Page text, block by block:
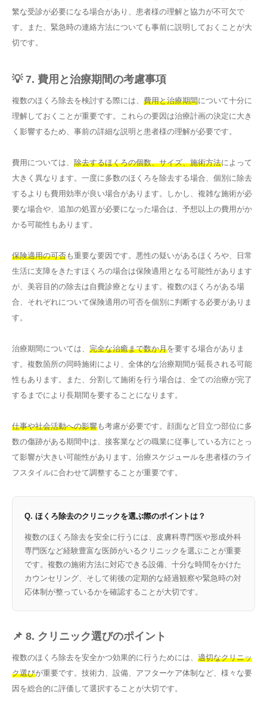
繁な受診が必要になる場合があり、患者様の理解と協力が不可欠で
す。また、緊急時の連絡方法についても事前に説明しておくことが大
切です。
💡 7. 費用と治療期間の考慮事項
複数のほくろ除去を検討する際には、 費用と治療期間について十分に
理解しておくことが重要です。これらの要因は治療計画の決定に大き
く影響するため、事前の詳細な説明と患者様の理解が必要です。
費用については、 除去するほくろの個数、サイズ、施術方法によって
大きく異なります。一度に多数のほくろを除去する場合、個別に除去
するよりも費用効率が良い場合があります。しかし、複雑な施術が必
要な場合や、追加の処置が必要になった場合は、予想以上の費用がか
かる可能性もあります。
保険適用の可否も重要な要因です。悪性の疑いがあるほくろや、日常
生活に支障をきたすほくろの場合は保険適用となる可能性があります
が、美容目的の除去は自費診療となります。複数のほくろがある場
合、それぞれについて保険適用の可否を個別に判断する必要がありま
す。
治療期間については、 完全な治癒まで数か月を要する場合がありま
す。複数箇所の同時施術により、全体的な治療期間が延長される可能
性もあります。また、分割して施術を行う場合は、全ての治療が完了
するまでにより長期間を要することになります。
仕事や社会活動への影響も考慮が必要です。顔面など目立つ部位に多
数の傷跡がある期間中は、接客業などの職業に従事している方にとっ
て影響が大きい可能性があります。治療スケジュールを患者様のライ
フスタイルに合わせて調整することが重要です。
Q. ほくろ除去のクリニックを選ぶ際のポイントは？
複数のほくろ除去を安全に行うには、皮膚科専門医や形成外科
専門医など経験豊富な医師がいるクリニックを選ぶことが重要
です。複数の施術方法に対応できる設備、十分な時間をかけた
カウンセリング、そして術後の定期的な経過観察や緊急時の対
応体制が整っているかを確認することが大切です。
📌 8. クリニック選びのポイント
複数のほくろ除去を安全かつ効果的に行うためには、 適切なクリニッ
ク選びが重要です。技術力、設備、アフターケア体制など、様々な要
因を総合的に評価して選択することが大切です。